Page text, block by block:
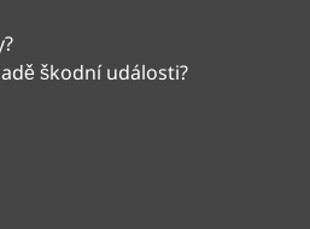
škodní události?